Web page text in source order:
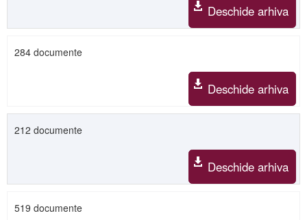
Deschide arhiva
284 documente
Deschide arhiva
212 documente
Deschide arhiva
519 documente